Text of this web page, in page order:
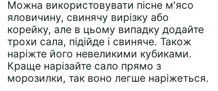
Можна використовувати пісне м'ясо
яловичину, свинячу вирізку або
корейку, але в цьому випадку додайте
трохи сала, підійде і свиняче. Також
наріжте його невеликими кубиками.
Краще нарізайте сало прямо з
морозилки, так воно легше наріжеться.